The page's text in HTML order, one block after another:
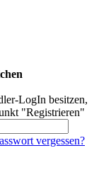
LogIn besitzen,
"Registrieren"
vergessen?